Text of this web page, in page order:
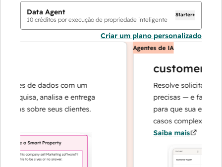
Data Agent
10 créditos por execução de propriedade inteligente
Starter+
Criar um plano personalizado
de dados com um
analisa e entrega
sobre seus clientes.
Agentes de IA
customer
Resolve solicitações
precisas — e faz a
para que sua equipe
casos complexos e
Saiba mais